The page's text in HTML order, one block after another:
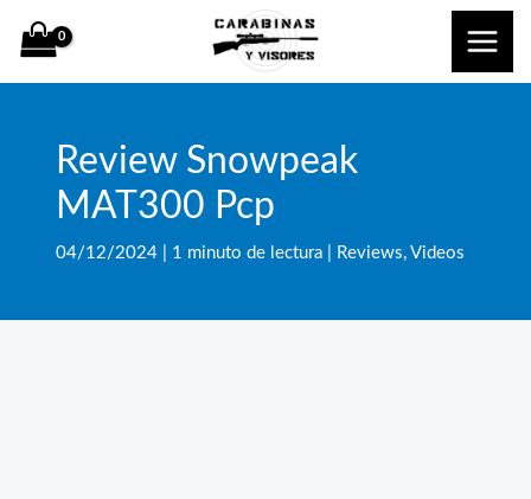
contenido
Review Snowpeak
MAT300 Pcp
04/12/2024 1 minuto de lectura| Reviews, Videos